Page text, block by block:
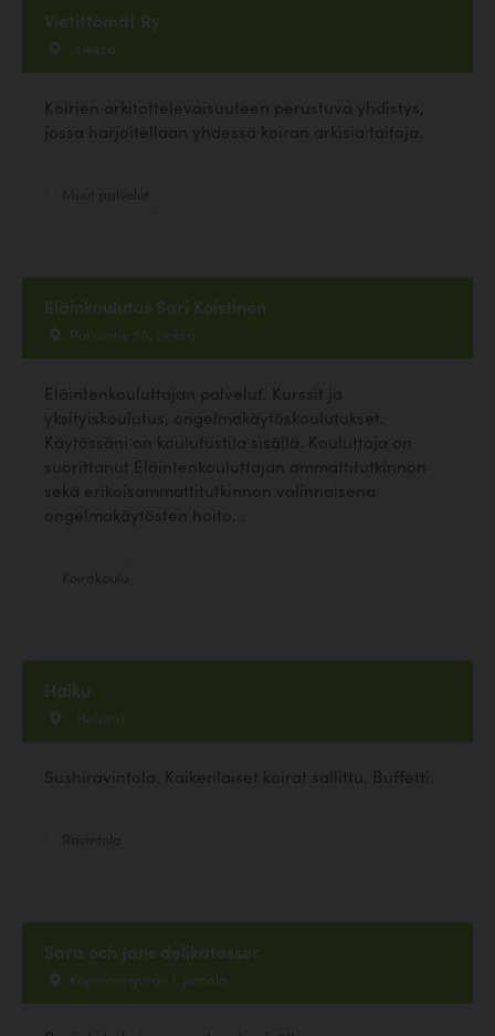
Vietittömät Ry
, Lieksa
Koirien arkitottelevaisuuteen perustuva yhdistys,
jossa harjoitellaan yhdessä koiran arkisia taitoja.
Eläinkoulutus Sari Koistinen
Pokrontie 5A, Lieksa
Eläintenkouluttajan palvelut. Kurssit ja
yksityiskoulutus, ongelmakäytöskoulutukset.
Käytössäni on koulutustila sisällä. Kouluttaja on
suorittanut Eläintenkouluttajan ammattitutkinnon
sekä erikoisammattitutkinnon valinnaisena
ongelmakäytösten hoito...
Haiku
, Helsinki
Sushiravintola. Kaikenlaiset koirat sallittu. Buffetti.
Sara och Jans delikatesser
Köpmansgatan 1, Jomala